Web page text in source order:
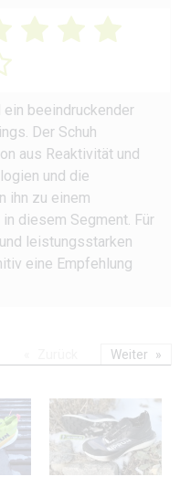
beeindruckender
Der Schuh
aus Reaktivität und
und die
ihn zu einem
diesem Segment. Für
leistungsstarken
eine Empfehlung
Weiter